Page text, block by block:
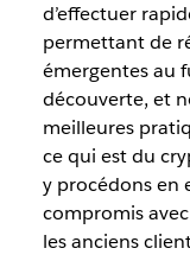
d’effectuer
permettant de
émergentes au
découverte, et
meilleures
ce qui est du
y procédons en
compromis
les anciens